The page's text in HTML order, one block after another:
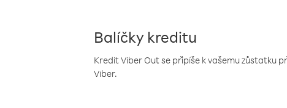
Balíčky kreditu
Kredit Viber Out se připíše k vašemu zůstatku
Viber.